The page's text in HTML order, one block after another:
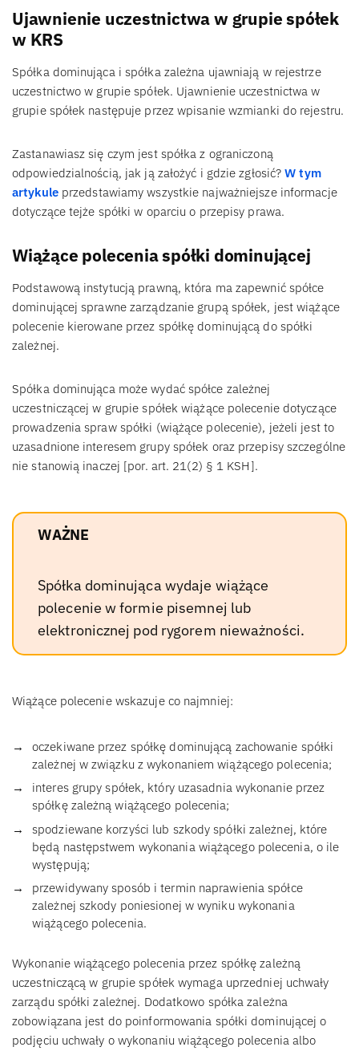
Ujawnienie uczestnictwa w grupie spółek
w KRS
Spółka dominująca i spółka zależna ujawniają w rejestrze
uczestnictwo w grupie spółek. Ujawnienie uczestnictwa w
grupie spółek następuje przez wpisanie wzmianki do rejestru.
Zastanawiasz się czym jest spółka z ograniczoną
odpowiedzialnością, jak ją założyć i gdzie zgłosić?W tym
artykuleprzedstawiamy wszystkie najważniejsze informacje
dotyczące tejże spółki w oparciu o przepisy prawa.
Wiążące polecenia spółki dominującej
Podstawową instytucją prawną, która ma zapewnić spółce
dominującej sprawne zarządzanie grupą spółek, jest wiążące
polecenie kierowane przez spółkę dominującą do spółki
zależnej.
Spółka dominująca może wydać spółce zależnej
uczestniczącej w grupie spółek wiążące polecenie dotyczące
prowadzenia spraw spółki (wiążące polecenie), jeżeli jest to
uzasadnione interesem grupy spółek oraz przepisy szczególne
nie stanowią inaczej [por. art. 21(2) § 1 KSH].
WAŻNE
Spółka dominująca wydaje wiążące
polecenie w formie pisemnej lub
elektronicznej pod rygorem nieważności.
Wiążące polecenie wskazuje co najmniej:
oczekiwane przez spółkę dominującą zachowanie spółki
zależnej w związku z wykonaniem wiążącego polecenia;
interes grupy spółek, który uzasadnia wykonanie przez
spółkę zależną wiążącego polecenia;
spodziewane korzyści lub szkody spółki zależnej, które
będą następstwem wykonania wiążącego polecenia, o ile
występują;
przewidywany sposób i termin naprawienia spółce
zależnej szkody poniesionej w wyniku wykonania
wiążącego polecenia.
Wykonanie wiążącego polecenia przez spółkę zależną
uczestniczącą w grupie spółek wymaga uprzedniej uchwały
zarządu spółki zależnej. Dodatkowo spółka zależna
zobowiązana jest do poinformowania spółki dominującej o
podjęciu uchwały o wykonaniu wiążącego polecenia albo